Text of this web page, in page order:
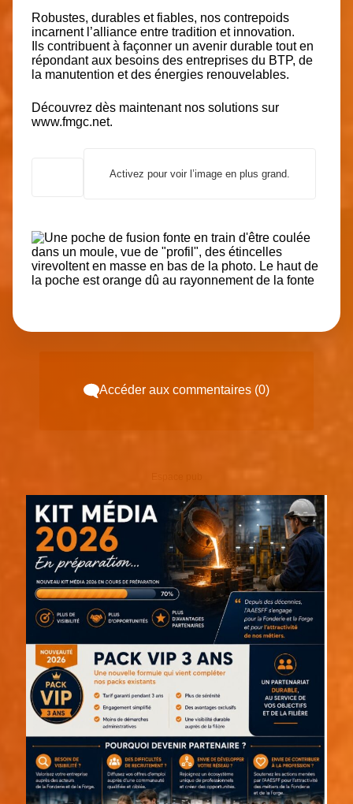
Robustes, durables et fiables, nos contrepoids
incarnent l’alliance entre tradition et innovation.
Ils contribuent à façonner un avenir durable tout en
répondant aux besoins des entreprises du BTP, de
la manutention et des énergies renouvelables.
Découvrez dès maintenant nos solutions sur
www.fmgc.net.
Activez pour voir l’image en plus grand.
Accéder aux commentaires (0)